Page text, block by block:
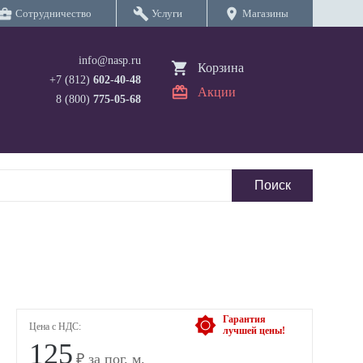
Сотрудничество build Услуги location_on Магазины
info@nasp.ru
+7 (812) 602-40-48
8 (800) 775-05-68
Корзина
Акции
Гарантия
лучшей цены!
Цена с НДС:
125 ₽ за пог. м.